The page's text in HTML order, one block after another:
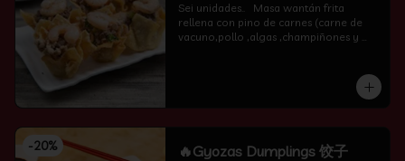
Sei unidades..   Masa wantán frita
rellena con pino de carnes (carne de
vacuno,pollo ,algas ,champiñones y
-20% 🔥Gyozas Dumplings 饺子